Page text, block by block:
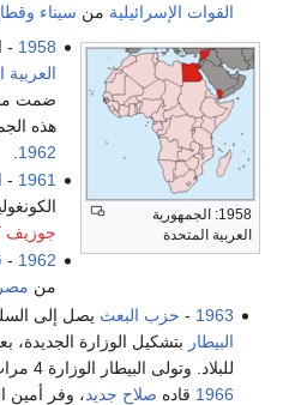
القوات الإسرائيلية من سيناء
1958: الجمهورية
العربية المتحدة
1958
-
العربية
ضمت
هذه
1962
1961
-
جوزيف
1962
-
من مصر
1963
- حزب البعث يصل إلى
البيطار بتشكيل الوزارة الجديدة،
للبلاد. وتولى البيطار الوزارة 4 مرات، حتى وقع انقلاب في 23-2-
1966 قاده صلاح جديد، وفر أمين